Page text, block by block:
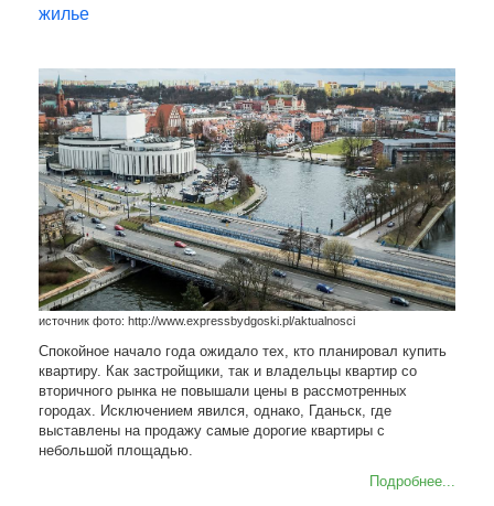
жилье
источник фото: http://www.expressbydgoski.pl/aktualnosci
Спокойное начало года ожидало тех, кто планировал купить
квартиру. Как застройщики, так и владельцы квартир со
вторичного рынка не повышали цены в рассмотренных
городах. Исключением явился, однако, Гданьск, где
выставлены на продажу самые дорогие квартиры с
небольшой площадью.
Подробнее...